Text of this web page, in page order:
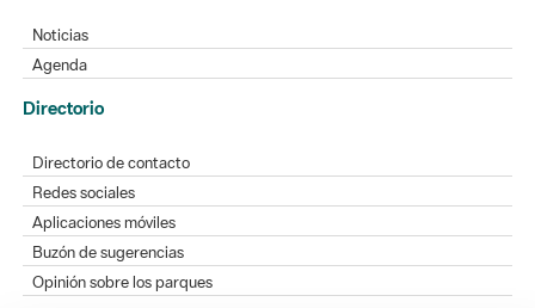
Noticias
Agenda
Directorio
Directorio de contacto
Redes sociales
Aplicaciones móviles
Buzón de sugerencias
Opinión sobre los parques